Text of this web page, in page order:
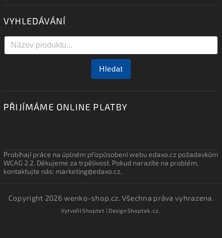
VYHLEDÁVÁNÍ
Hledat
PŘIJÍMÁME ONLINE PLATBY
Probíhají práce na úplném přizpůsobení webu edaxo.cz požadavkům
WCAG 2.2. Děkujeme za trpělivost. Pokud narazíte na problém,
kontaktujte nás: marketing@edaxo.cz.
Copyright 2026wenko-shop.cz. Všechna práva vyhrazena.
VytvořilShoptet | DesignShoptak.cz.